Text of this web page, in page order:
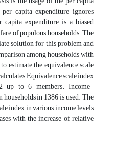
capita expenditure ignores
expenditure is a biased
of populous households. The
solution for this problem and
among households with
estimate the equivalence scale
Equivalence scale index
up to 6 members. Income-
in 1386 is used. The
index in various income levels
with the increase of relative